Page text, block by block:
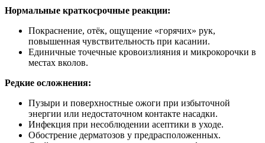
Нормальные краткосрочные реакции:
Покраснение, отёк, ощущение «горячих» рук,
повышенная чувствительность при касании.
Единичные точечные кровоизлияния и микрокорочки в
местах вколов.
Редкие осложнения:
Пузыри и поверхностные ожоги при избыточной
энергии или недостаточном контакте насадки.
Инфекция при несоблюдении асептики в уходе.
Обострение дерматозов у предрасположенных.